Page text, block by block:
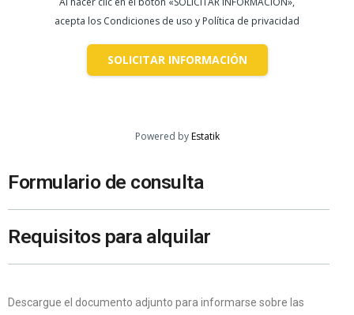
acepta los Condiciones de uso y Política de privacidad
SOLICITAR INFORMACIÓN
Powered byEstatik
Formulario de consulta
Requisitos para alquilar
Descargue el documento adjunto para informarse sobre las